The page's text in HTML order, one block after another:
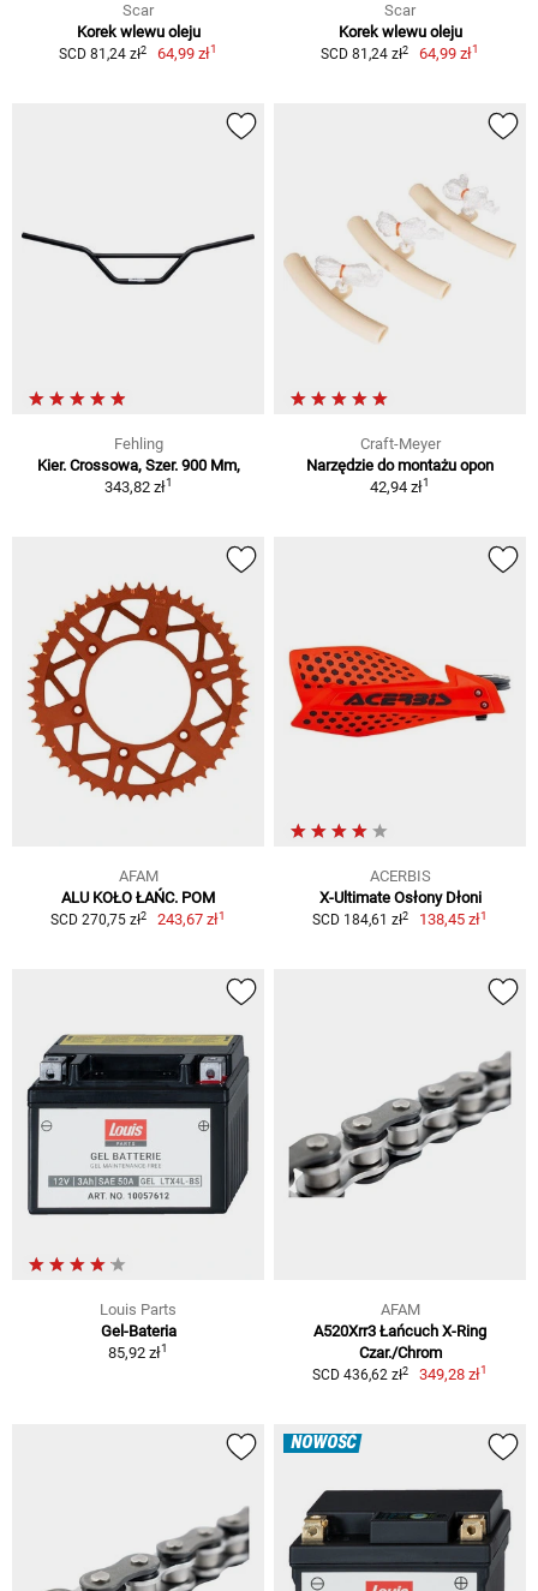
Scar
Korek wlewu oleju
SCD 81,24 zł2 64,99 zł1
Scar
Korek wlewu oleju
SCD 81,24 zł2 64,99 zł1
Fehling
Kier. Crossowa, Szer. 900 Mm,
343,82 zł1
Craft-Meyer
Narzędzie do montażu opon
42,94 zł1
AFAM
ALU KOŁO ŁAŃC. POM
SCD 270,75 zł2 243,67 zł1
ACERBIS
X-Ultimate Osłony Dłoni
SCD 184,61 zł2 138,45 zł1
Louis Parts
Gel-Bateria
85,92 zł1
AFAM
A520Xrr3 Łańcuch X-Ring
Czar./Chrom
SCD 436,62 zł2 349,28 zł1
NOWOŚĆ